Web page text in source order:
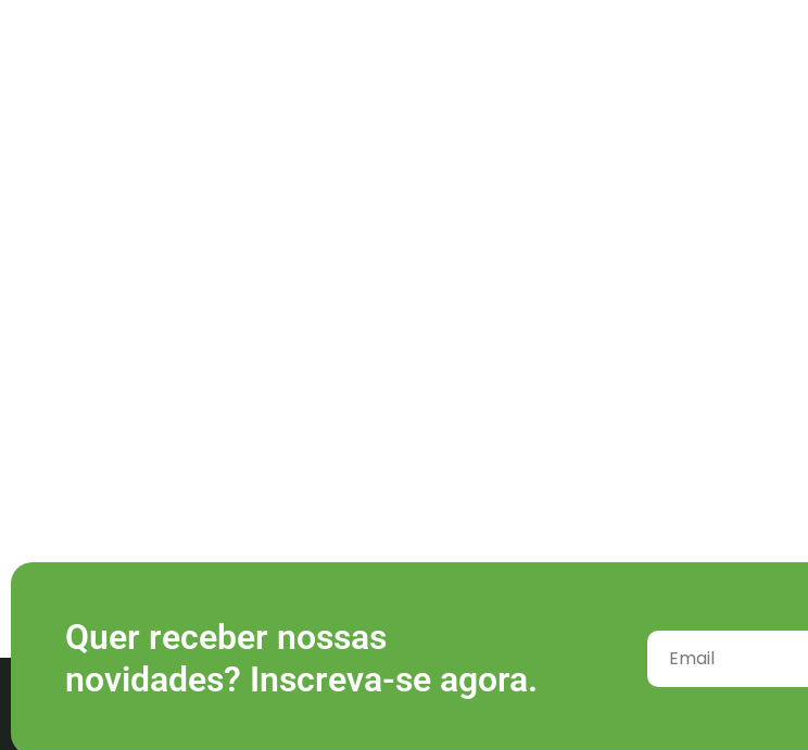
Quer receber nossas
novidades? Inscreva-se agora.